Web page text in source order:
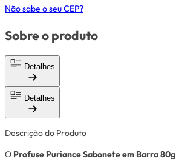
Não sabe o seu CEP?
Sobre o produto
Detalhes
Detalhes
Descrição do Produto
O Profuse Puriance Sabonete em Barra 80g